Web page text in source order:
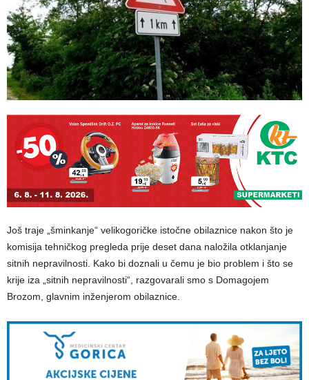
Još traje „šminkanje“ velikogoričke istočne obilaznice nakon što je
komisija tehničkog pregleda prije deset dana naložila otklanjanje
sitnih nepravilnosti. Kako bi doznali u čemu je bio problem i što se
krije iza „sitnih nepravilnosti“, razgovarali smo s Domagojem
Brozom, glavnim inženjerom obilaznice.